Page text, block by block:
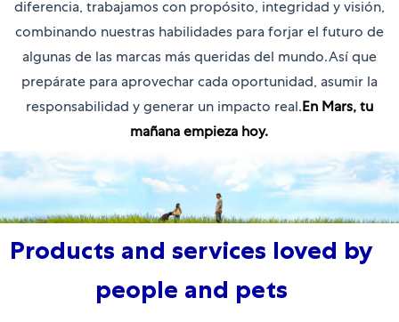
diferencia, trabajamos con propósito, integridad y visión,
combinando nuestras habilidades para forjar el futuro de
algunas de las marcas más queridas del mundo.Así que
prepárate para aprovechar cada oportunidad, asumir la
responsabilidad y generar un impacto real.En Mars, tu
mañana empieza hoy.
Products and services loved by
people and pets